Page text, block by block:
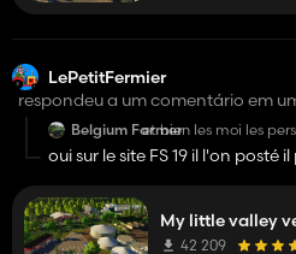
LePetitFermier
respondeu a um comentário em
Belgium Farmeret bien les moi les
je vais la télécharger
oui sur le site FS 19 il l'on posté
les moddeur je rie en tout
magnifique !
My little valley
42 209